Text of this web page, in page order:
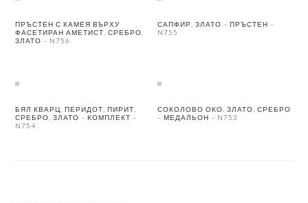
ПРЪСТЕН С КАМЕЯ ВЪРХУ
ФАСЕТИРАН АМЕТИСТ, СРЕБРО,
ЗЛАТО – N756
САПФИР, ЗЛАТО – ПРЪСТЕН –
N755
БЯЛ КВАРЦ, ПЕРИДОТ, ПИРИТ,
СРЕБРО, ЗЛАТО – КОМПЛЕКТ –
N754
СОКОЛОВО ОКО, ЗЛАТО, СРЕБРО
– МЕДАЛЬОН – N753